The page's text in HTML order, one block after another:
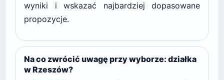
wyniki i wskazać najbardziej dopasowane
propozycje.
Na co zwrócić uwagę przy wyborze: działka
w Rzeszów?